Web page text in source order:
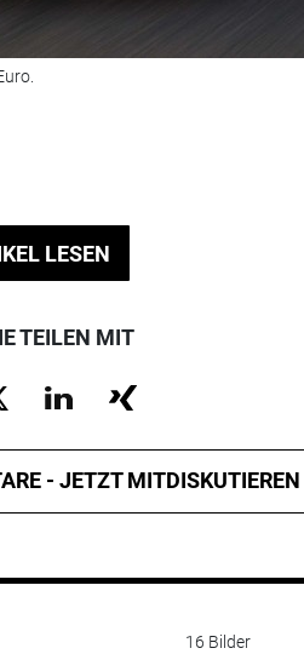
LESEN
TEILEN MIT
- JETZT MITDISKUTIEREN
16 Bilder